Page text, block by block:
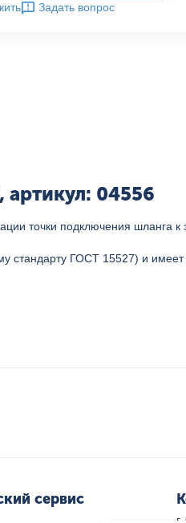
Задать вопрос
04556
точки подключения шланга
стандарту ГОСТ 15527) и
сервис